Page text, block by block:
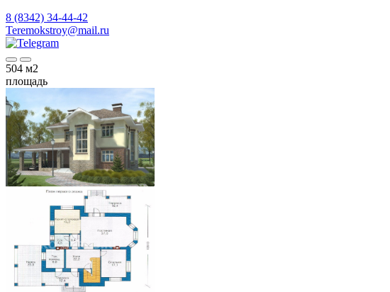
8 (8342) 34-44-42
Teremokstroy@mail.ru
504 м2
площадь